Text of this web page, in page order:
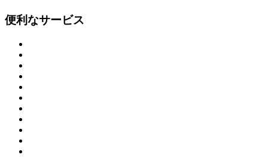
便利なサービス